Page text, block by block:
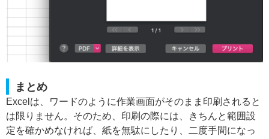
まとめ
Excelは、ワードのように作業画面がそのまま印刷されると
は限りません。そのため、印刷の際には、きちんと範囲設
定を確かめなければ、紙を無駄にしたり、二度手間になっ